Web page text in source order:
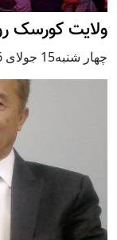
ولایت کورسک
چهار شنبه15 جولای 2026